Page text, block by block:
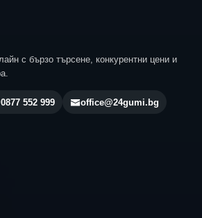
с бързо търсене, конкурентни цени и
0877 552 999 office@24gumi.bg